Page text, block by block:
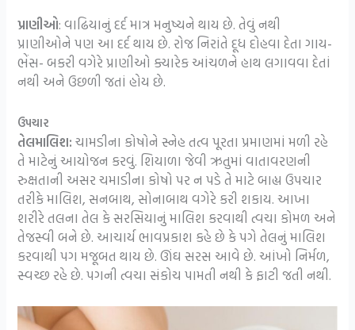
પ્રાણીઓ: વાઢિયાનું દર્દ માત્ર મનુષ્યને થાય છે. તેવું નથી
પ્રાણીઓને પણ આ દર્દ થાય છે. રોજ નિરાંતે દૂધ દોહવા દેતા ગાય-
ભેંસ- બકરી વગેરે પ્રાણીઓ ક્યારેક આંચળને હાથ લગાવવા દેતાં
નથી અને ઉછળી જતાં હોય છે.
ઉપચાર
તેલમાલિશ:ચામડીના કોષોને સ્નેહ તત્વ પૂરતા પ્રમાણમાં મળી રહે
તે માટેનું આયોજન કરવું. શિયાળા જેવી ઋતુમાં વાતાવરણની
રુક્ષતાની અસર ચમાડીના કોષો પર ન પડે તે માટે બાહ્ય ઉપચાર
તરીકે માલિશ, સનબાથ, સોનાબાથ વગેરે કરી શકાય. આખા
શરીરે તલના તેલ કે સરસિયાનું માલિશ કરવાથી ત્વચા કોમળ અને
તેજસ્વી બને છે. આચાર્ય ભાવપ્રકાશ કહે છે કે પગે તેલનું માલિશ
કરવાથી પગ મજૂબત થાય છે. ઊંઘ સરસ આવે છે. આંખો નિર્મળ,
સ્વચ્છ રહે છે. પગની ત્વચા સંકોચ પામતી નથી કે ફાટી જતી નથી.